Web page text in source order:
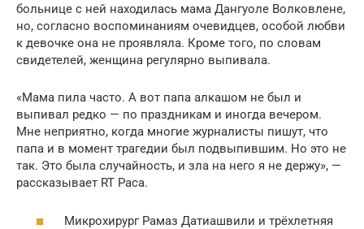
больнице с ней находилась мама Дангуоле Волковлене,
но, согласно воспоминаниям очевидцев, особой любви
к девочке она не проявляла. Кроме того, по словам
свидетелей, женщина регулярно выпивала.
«Мама пила часто. А вот папа алкашом не был и
выпивал редко — по праздникам и иногда вечером.
Мне неприятно, когда многие журналисты пишут, что
папа и в момент трагедии был подвыпившим. Но это не
так. Это была случайность, и зла на него я не держу», —
рассказывает RT Раса.
Микрохирург Рамаз Датиашвили и трёхлетняя